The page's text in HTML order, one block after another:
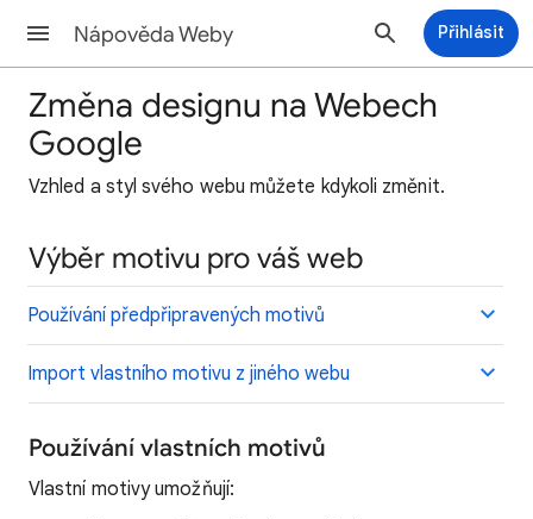
Nápověda Weby Přihlásit
Změna designu na Webech
Google
Vzhled a styl svého webu můžete kdykoli změnit.
Výběr motivu pro váš web
Používání předpřipravených motivů
Import vlastního motivu z jiného webu
Používání vlastních motivů
Vlastní motivy umožňují: